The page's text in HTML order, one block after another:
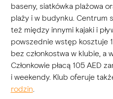
baseny, siatkówka plażowa
plaży i w budynku. Centrum
też między innymi kajaki i
powszednie wstęp kosztuje
bez członkostwa w klubie, a
Członkowie płacą 105 AED
i weekendy. Klub oferuje
rodzin.